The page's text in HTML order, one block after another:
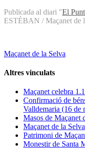
Publicada al diari "El
ESTÉBAN / Maçanet de
Maçanet de la Selva
Altres vinculats
Maçanet celebra
Confirmació de
Valldemaria (16 de
Masos de Maçanet
Maçanet de la Selva
Patrimoni de
Monestir de Santa